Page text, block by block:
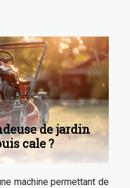
de jardin
cale ?
machine permettant de